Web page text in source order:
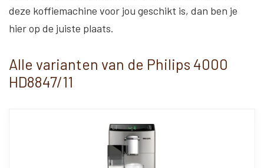
deze koffiemachine voor jou geschikt is, dan ben je
hier op de juiste plaats.
Alle varianten van de Philips 4000
HD8847/11